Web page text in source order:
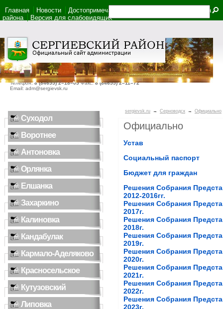
446540, Самарская область, село Сергиевск, ул. Ленина, дом 22
Телефон:8 (84655) 2–18–05Факс:8 (84655) 2–11–72
Email: adm@sergievsk.ru
Главная Новости Достопримечательности
Карта
района
Версия для слабовидящих
Суходол
Воротнее
Антоновка
Орлянка
Елшанка
Захаркино
Калиновка
Кандабулак
Кармало-Аделяково
Красносельское
Кутузовский
Липовка
sergievsk.ru → Серноводск → Официально
Официально
Устав
Социальный паспорт
Бюджет для граждан
Решения Собрания
2012-2016гг.
Решения Собрания
2017г.
Решения Собрания
2018г.
Решения Собрания
2019г.
Решения Собрания
2020г.
Решения Собрания
2021г.
Решения Собрания
2022г.
Решения Собрания
2023г.